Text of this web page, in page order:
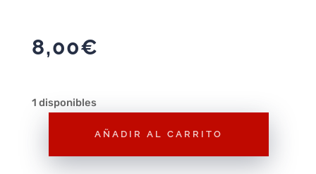
8,00€
1 disponibles
AÑADIR AL CARRITO